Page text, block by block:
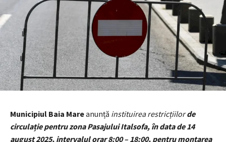
Municipiul Baia Mareanunță instituirea restricțiilorde
circulație pentru zona Pasajului Italsofa, în data de 14
august 2025, intervalul orar 8:00 – 18:00, pentru montarea